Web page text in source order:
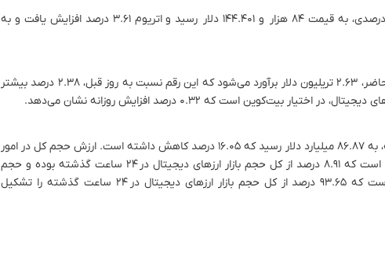
برکینگ نیوز گزارش کرد، بیت‌کوین با جهش ۵.۷۹ درصدی، به قیمت ۸۴ هزار و ۱۴۴.۴۰۱ دلار رسید و اتریوم ۳.۶۱ درصد افزایش یافت و به
مجموع ارزش بازار جهانی ارزهای دیجیتال در حال حاضر، ۲.۶۳ تریلیون دلار برآورد می‌شود که این رقم نسبت به روز قبل، ۲.۳۸ درصد بیشتر
حجم کل بازار ارزهای دیجیتال در ۲۴ ساعت گذشته، به ۸۶.۸۷ میلیارد دلار رسید که ۱۶.۰۵ درصد کاهش داشته است. ارزش حجم کل در امور
مالی غیر متمرکز، در حال حاضر، ۷.۷۴ میلیارد دلار است که ۸.۹۱ درصد از کل حجم بازار ارزهای دیجیتال در ۲۴ ساعت گذشته بوده و حجم
تمام سکه‌های پایدار، اکنون ۸۱.۳۵ میلیارد دلار است که ۹۳.۶۵ درصد از کل حجم بازار ارزهای دیجیتال در ۲۴ ساعت گذشته را تشکیل